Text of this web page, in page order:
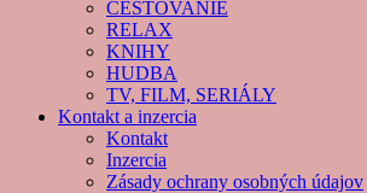
CESTOVANIE
RELAX
KNIHY
HUDBA
TV, FILM, SERIÁLY
Kontakt a inzercia
Kontakt
Inzercia
Zásady ochrany osobných údajov